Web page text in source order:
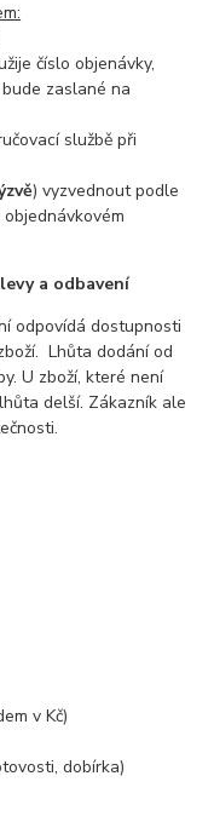
číslo objenávky,
zaslané na
službě při
) vyzvednout podle
a odbavení
odpovídá dostupnosti
Lhůta dodání od
U zboží, které není
delší. Zákazník ale
20kg
do 20kg
ČR
+ dobírka
předem v Kč)
hotovosti, dobírka)